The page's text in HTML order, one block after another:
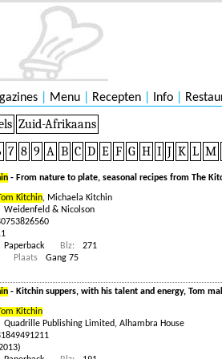
Menu Recepten Info
Zuid-Afrikaans
7 8 9 A B C D E F G H I J K L M
- From nature to plate, seasonal recipes from The
Kitchin, Michaela Kitchin
Weidenfeld & Nicolson
Paperback Blz:
271
Plaats
Gang 75
- Kitchin suppers, with his talent and energy, Tom
Kitchin
Quadrille Publishing Limited, Alhambra House